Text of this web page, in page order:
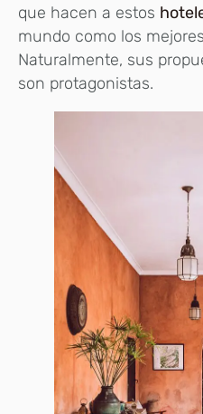
que hacen a estos
mundo como los
Naturalmente, sus
son protagonistas.